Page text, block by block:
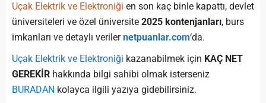
Uçak Elektrik ve Elektroniği en son kaç binle kapattı, devlet
üniversiteleri ve özel üniversite 2025 kontenjanları, burs
imkanları ve detaylı verilernetpuanlar.com‘da.
Uçak Elektrik ve Elektroniği kazanabilmek için KAÇ NET
GEREKİR hakkında bilgi sahibi olmak isterseniz
BURADAN kolayca ilgili yazıya gidebilirsiniz.